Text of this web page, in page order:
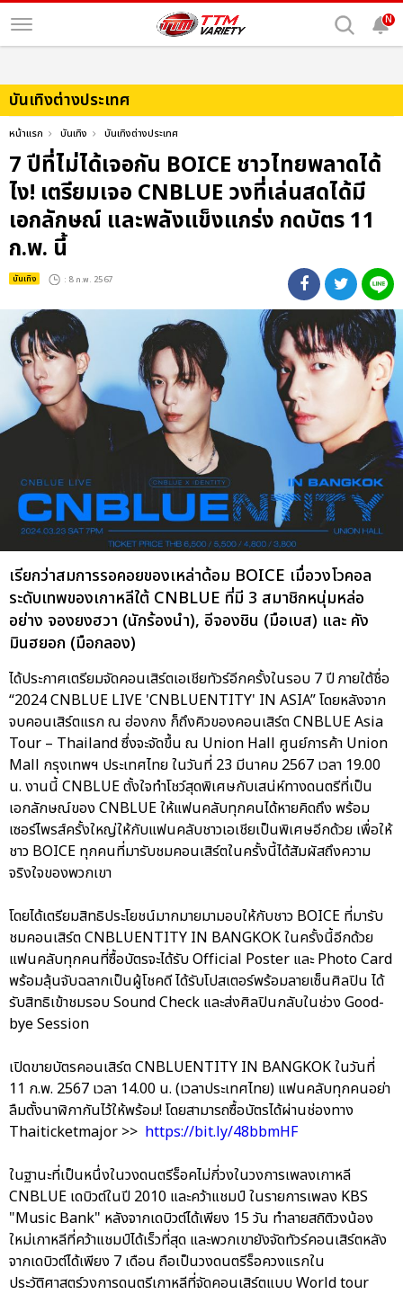
N
บันเทิงต่างประเทศ
หน้าแรก บันเทิง บันเทิงต่างประเทศ
7 ปีที่ไม่ได้เจอกัน BOICE ชาวไทยพลาดได้
ไง! เตรียมเจอ CNBLUE วงที่เล่นสดได้มี
เอกลักษณ์ และพลังแข็งแกร่ง กดบัตร 11
ก.พ. นี้
บันเทิง : 8 ก.พ. 2567
เรียกว่าสมการรอคอยของเหล่าด้อม BOICE เมื่อวงโวคอล
ระดับเทพของเกาหลีใต้ CNBLUE ที่มี 3 สมาชิกหนุ่มหล่อ
อย่าง จองยงฮวา (นักร้องนำ), อีจองชิน (มือเบส) และ คัง
มินฮยอก (มือกลอง)
ได้ประกาศเตรียมจัดคอนเสิร์ตเอเชียทัวร์อีกครั้งในรอบ 7 ปี ภายใต้ชื่อ
“2024 CNBLUE LIVE 'CNBLUENTITY' IN ASIA” โดยหลังจาก
จบคอนเสิร์ตแรก ณ ฮ่องกง ก็ถึงคิวของคอนเสิร์ต CNBLUE Asia
Tour – Thailand ซึ่งจะจัดขึ้น ณ Union Hall ศูนย์การค้า Union
Mall กรุงเทพฯ ประเทศไทย ในวันที่ 23 มีนาคม 2567 เวลา 19.00
น. งานนี้ CNBLUE ตั้งใจทำโชว์สุดพิเศษกับเสน่ห์ทางดนตรีที่เป็น
เอกลักษณ์ของ CNBLUE ให้แฟนคลับทุกคนได้หายคิดถึง พร้อม
เซอร์ไพรส์ครั้งใหญ่ให้กับแฟนคลับชาวเอเชียเป็นพิเศษอีกด้วย เพื่อให้
ชาว BOICE ทุกคนที่มารับชมคอนเสิร์ตในครั้งนี้ได้สัมผัสถึงความ
จริงใจของพวกเขา
โดยได้เตรียมสิทธิประโยชน์มากมายมามอบให้กับชาว BOICE ที่มารับ
ชมคอนเสิร์ต CNBLUENTITY IN BANGKOK ในครั้งนี้อีกด้วย
แฟนคลับทุกคนที่ซื้อบัตรจะได้รับ Official Poster และ Photo Card
พร้อมลุ้นจับฉลากเป็นผู้โชคดี ได้รับโปสเตอร์พร้อมลายเซ็นศิลปิน ได้
รับสิทธิเข้าชมรอบ Sound Check และส่งศิลปินกลับในช่วง Good-
bye Session
เปิดขายบัตรคอนเสิร์ต CNBLUENTITY IN BANGKOK ในวันที่
11 ก.พ. 2567 เวลา 14.00 น. (เวลาประเทศไทย) แฟนคลับทุกคนอย่า
ลืมตั้งนาฬิกากันไว้ให้พร้อม! โดยสามารถซื้อบัตรได้ผ่านช่องทาง
Thaiticketmajor >> https://bit.ly/48bbmHF
ในฐานะที่เป็นหนึ่งในวงดนตรีร็อคไม่กี่วงในวงการเพลงเกาหลี
CNBLUE เดบิวต์ในปี 2010 และคว้าแชมป์ ในรายการเพลง KBS
"Music Bank" หลังจากเดบิวต์ได้เพียง 15 วัน ทำลายสถิติวงน้อง
ใหม่เกาหลีที่คว้าแชมป์ได้เร็วที่สุด และพวกเขายังจัดทัวร์คอนเสิร์ตหลัง
จากเดบิวต์ได้เพียง 7 เดือน ถือเป็นวงดนตรีร็อควงแรกใน
ประวัติศาสตร์วงการดนตรีเกาหลีที่จัดคอนเสิร์ตแบบ World tour